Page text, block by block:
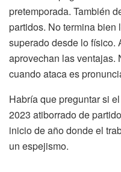
pretemporada. También
partidos. No termina bien
superado desde lo físico.
aprovechan las ventajas.
cuando ataca es
Habría que preguntar si
2023 atiborrado de
inicio de año donde el
un espejismo.